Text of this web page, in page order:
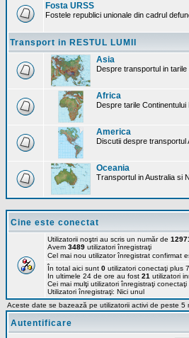
Fosta URSS
Fostele republici unionale din cadrul
Transport in RESTUL LUMII
Asia
Despre transportul in tarile
Africa
Despre tarile Continentului
America
Discutii despre transportul
Oceania
Transportul in Australia si
Cine este conectat
Utilizatorii noştri au scris un număr de
Avem 3489 utilizatori înregistraţi
Cel mai nou utilizator înregistrat confirmat
În total aici sunt 0 utilizatori conectaţi plus
In ultimele 24 de ore au fost 21 utilizatori
Cei mai mulţi utilizatori înregistraţi
Utilizatori înregistraţi: Nici unul
Aceste date se bazează pe utilizatorii activi de peste 5
Autentificare